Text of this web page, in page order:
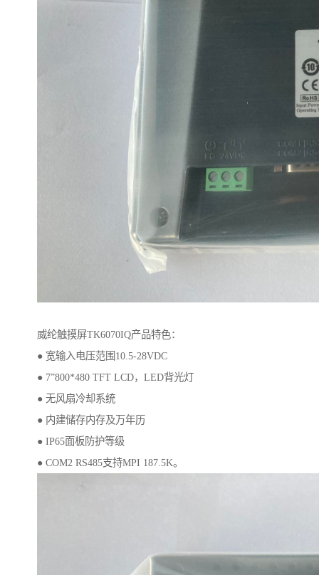
威纶触摸屏TK6070IQ产品特色：
● 宽输入电压范围10.5-28VDC
● 7”800*480 TFT LCD，LED背光灯
● 无风扇冷却系统
● 内建储存内存及万年历
● IP65面板防护等级
● COM2 RS485支持MPI 187.5K。